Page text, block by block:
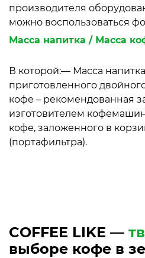
производителя
можно воспользоваться
Масса напитка / Масса
В которой:— Масса
приготовленного
кофе – рекомендованная
изготовителем
кофе, заложенного в
(портафильтра).
COFFEE LIKE —
выборе кофе в